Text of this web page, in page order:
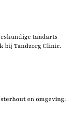
tandarts
bij Tandzorg Clinic.
en omgeving.